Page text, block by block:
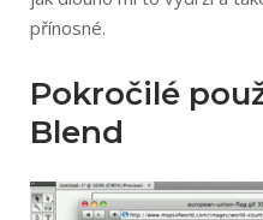
přínosné.
Pokročilé
Blend